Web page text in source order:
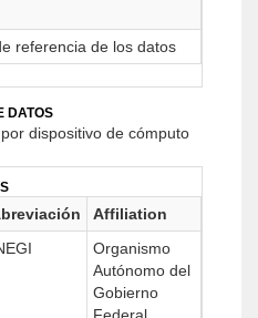
referencia de los datos
DATOS
dispositivo de cómputo
Affiliation
Organismo
Autónomo del
Gobierno